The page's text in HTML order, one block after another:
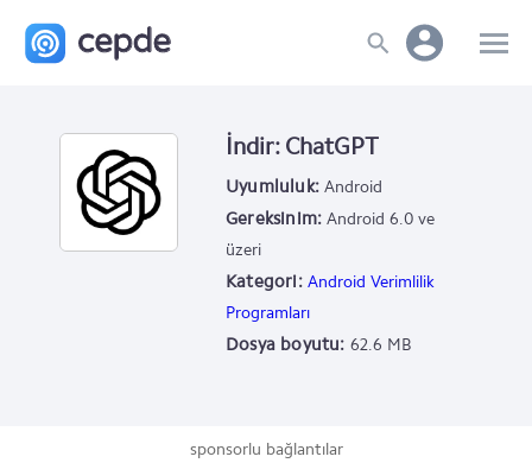
İndir: ChatGPT
Uyumluluk: Android
Gereksinim: Android 6.0 ve
üzeri
Kategori: Android Verimlilik
Programları
Dosya boyutu: 62.6 MB
sponsorlu bağlantılar